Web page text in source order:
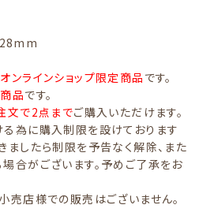
ンラインショップ限定商品 です。
品です。
文で2点までご購入いただけます。
為に購入制限を設けております
ましたら制限を予告なく解除、また
合がございます。予めご了承をお
売店様での販売はございません。